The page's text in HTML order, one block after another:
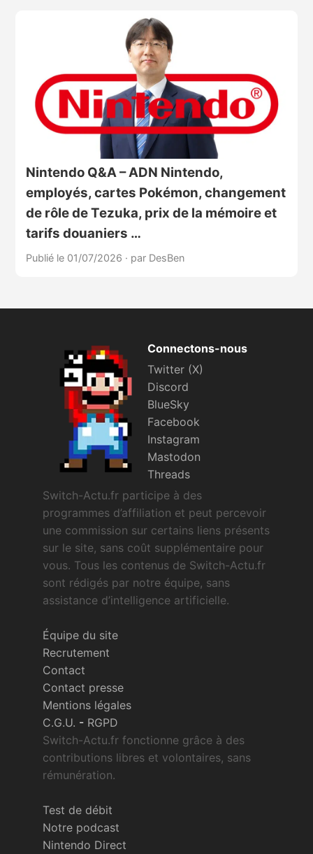
Nintendo Q&A – ADN Nintendo,
employés, cartes Pokémon, changement
de rôle de Tezuka, prix de la mémoire et
tarifs douaniers …
Publié le 01/07/2026 · par DesBen
Connectons-nous
Twitter (X)
Discord
BlueSky
Facebook
Instagram
Mastodon
Threads
Switch-Actu.fr participe à des
programmes d’affiliation et peut percevoir
une commission sur certains liens présents
sur le site, sans coût supplémentaire pour
vous. Tous les contenus de Switch-Actu.fr
sont rédigés par notre équipe, sans
assistance d’intelligence artificielle.
Équipe du site
Recrutement
Contact
Contact presse
Mentions légales
C.G.U. - RGPD
Switch-Actu.fr fonctionne grâce à des
contributions libres et volontaires, sans
rémunération.
Test de débit
Notre podcast
Nintendo Direct